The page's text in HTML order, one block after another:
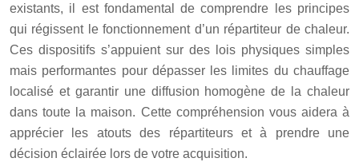
existants, il est fondamental de comprendre les principes
qui régissent le fonctionnement d’un répartiteur de chaleur.
Ces dispositifs s’appuient sur des lois physiques simples
mais performantes pour dépasser les limites du chauffage
localisé et garantir une diffusion homogène de la chaleur
dans toute la maison. Cette compréhension vous aidera à
apprécier les atouts des répartiteurs et à prendre une
décision éclairée lors de votre acquisition.